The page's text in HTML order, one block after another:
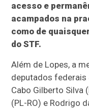
acesso e
acampados na
como de
do STF.
Além de Lopes, a
deputados federais
Cabo Gilberto Silva
(PL-RO) e Rodrigo